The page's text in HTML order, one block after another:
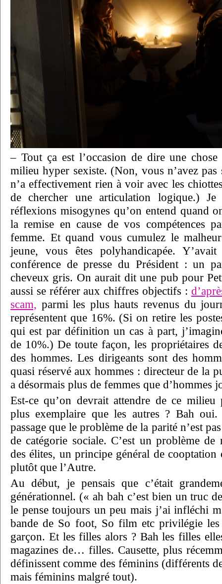
– Tout ça est l’occasion de dire une
milieu hyper sexiste. (Non, vous n’avez pas
n’a effectivement rien à voir avec les
de chercher une articulation logique.) Je
réflexions misogynes qu’on entend quand
la remise en cause de vos compétences
femme. Et quand vous cumulez le
jeune, vous êtes polyhandicapée.
conférence de presse du Président : un
cheveux gris. On aurait dit une pub pour
aussi se référer aux chiffres objectifs :
scam, parmi les plus hauts revenus du
représentent que 16%. (Si on retire les
qui est par définition un cas à part,
de 10%.) De toute façon, les propriétaires
des hommes. Les dirigeants sont des
quasi réservé aux hommes : directeur de la
a désormais plus de femmes que d’hommes
Est-ce qu’on devrait attendre de ce milieu
plus exemplaire que les autres ? Bah
passage que le problème de la parité n’est
de catégorie sociale. C’est un problème de
des élites, un principe général de
plutôt que l’Autre.
Au début, je pensais que c’était
générationnel. (« ah bah c’est bien un truc
le pense toujours un peu mais j’ai infléchi
bande de So foot, So film etc privilégie les
garçon. Et les filles alors ? Bah les filles
magazines de… filles. Causette, plus
définissent comme des féminins (différents
mais féminins malgré tout).